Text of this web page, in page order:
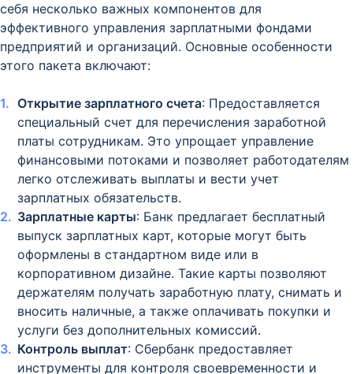
себя несколько важных компонентов для
эффективного управления зарплатными фондами
предприятий и организаций. Основные особенности
этого пакета включают:
Открытие зарплатного счета: Предоставляется
специальный счет для перечисления заработной
платы сотрудникам. Это упрощает управление
финансовыми потоками и позволяет работодателям
легко отслеживать выплаты и вести учет
зарплатных обязательств.
Зарплатные карты: Банк предлагает бесплатный
выпуск зарплатных карт, которые могут быть
оформлены в стандартном виде или в
корпоративном дизайне. Такие карты позволяют
держателям получать заработную плату, снимать и
вносить наличные, а также оплачивать покупки и
услуги без дополнительных комиссий.
Контроль выплат: Сбербанк предоставляет
инструменты для контроля своевременности и